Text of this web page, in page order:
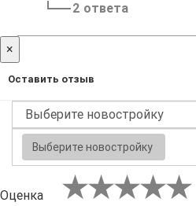
2 ответа
×
Оставить отзыв
Выберите новостройку
Оценка